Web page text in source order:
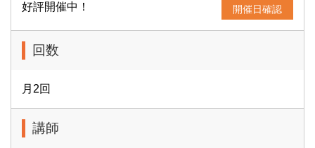
好評開催中！ 開催日確認
回数
月2回
講師